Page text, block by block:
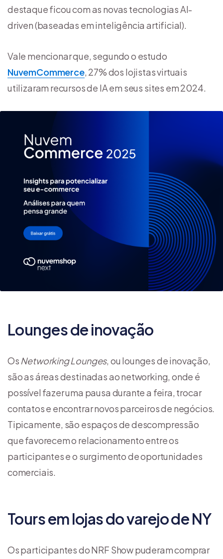
destaque ficou com as novas tecnologias AI-
driven (baseadas em inteligência artificial).
Vale mencionar que, segundo o estudo
NuvemCommerce, 27% dos lojistas virtuais
utilizaram recursos de IA em seus sites em 2024.
Lounges de inovação
Os Networking Lounges, ou lounges de inovação,
são as áreas destinadas ao networking, onde é
possível fazer uma pausa durante a feira, trocar
contatos e encontrar novos parceiros de negócios.
Tipicamente, são espaços de descompressão
que favorecem o relacionamento entre os
participantes e o surgimento de oportunidades
comerciais.
Tours em lojas do varejo de NY
Os participantes do NRF Show puderam comprar